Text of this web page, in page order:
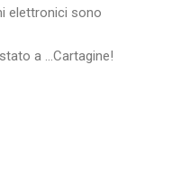
elettronici sono
a …Cartagine!